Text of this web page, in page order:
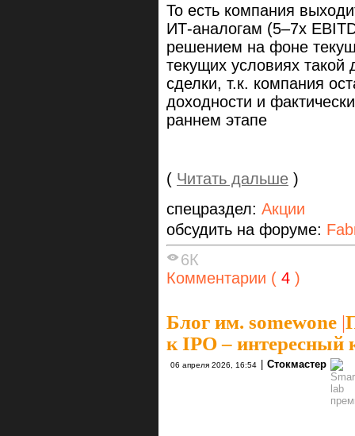
То есть компания
ИТ-аналогам (5–7x
решением на фоне
текущих условиях такой
сделки, т.к. компания
доходности и
раннем этапе
( Читать дальше )
спецраздел: Акции
обсудить на форуме:
6К
Комментарии ( 4 )
Блог им. somewone |
к IPO – интересный
06 апреля 2026, 16:54 Стокмастер